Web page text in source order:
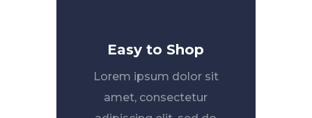
Easy to Shop
Lorem ipsum dolor sit
amet, consectetur